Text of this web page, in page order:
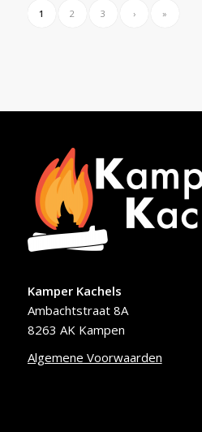
1 2 3 › »
Kamper Kachels
Ambachtstraat 8A
8263 AK Kampen
Algemene Voorwaarden